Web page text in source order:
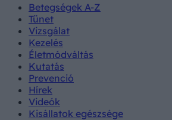
Betegségek A-Z
Tünet
Vizsgálat
Kezelés
Életmódváltás
Kutatás
Prevenció
Hírek
Videók
Kisállatok egészsége